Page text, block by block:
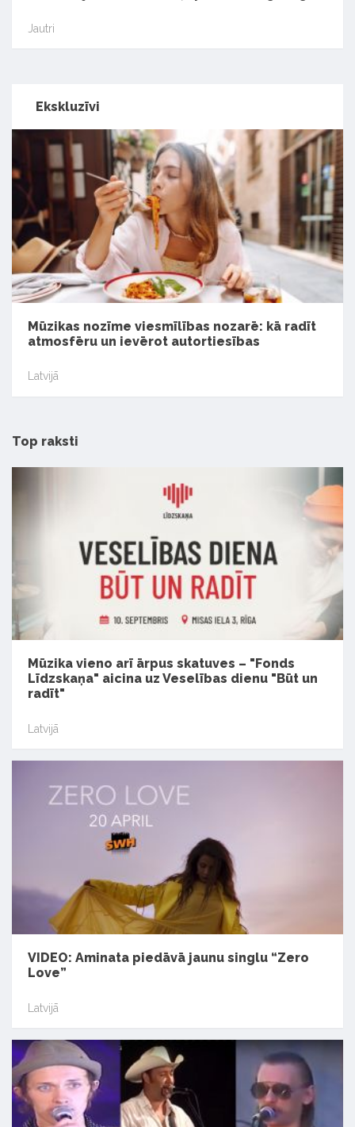
Jautri
Ekskluzīvi
Mūzikas nozīme viesmīlības nozarē: kā radīt
atmosfēru un ievērot autortiesības
Latvijā
Top raksti
Mūzika vieno arī ārpus skatuves – "Fonds
Līdzskaņa" aicina uz Veselības dienu "Būt un
radīt"
Latvijā
VIDEO: Aminata piedāvā jaunu singlu “Zero
Love”
Latvijā